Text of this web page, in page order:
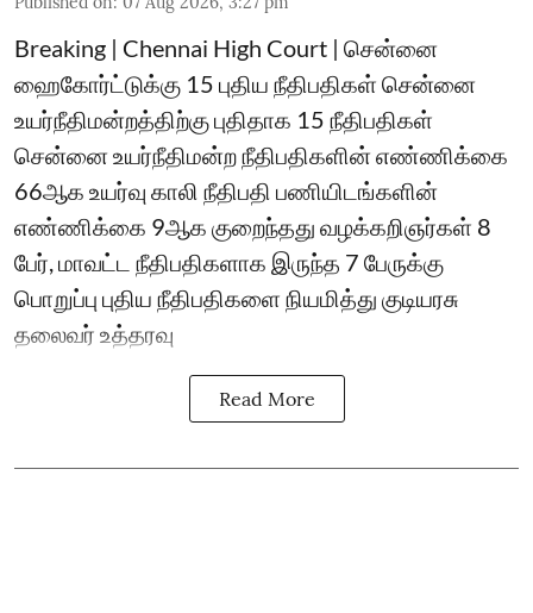
Breaking | Chennai High Court | சென்னை
ஹைகோர்ட்டுக்கு 15 புதிய நீதிபதிகள் சென்னை
உயர்நீதிமன்றத்திற்கு புதிதாக 15 நீதிபதிகள்
சென்னை உயர்நீதிமன்ற நீதிபதிகளின் எண்ணிக்கை
66ஆக உயர்வு காலி நீதிபதி பணியிடங்களின்
எண்ணிக்கை 9ஆக குறைந்தது வழக்கறிஞர்கள் 8
பேர், மாவட்ட நீதிபதிகளாக இருந்த 7 பேருக்கு
பொறுப்பு புதிய நீதிபதிகளை நியமித்து குடியரசு
தலைவர் உத்தரவு
Read More